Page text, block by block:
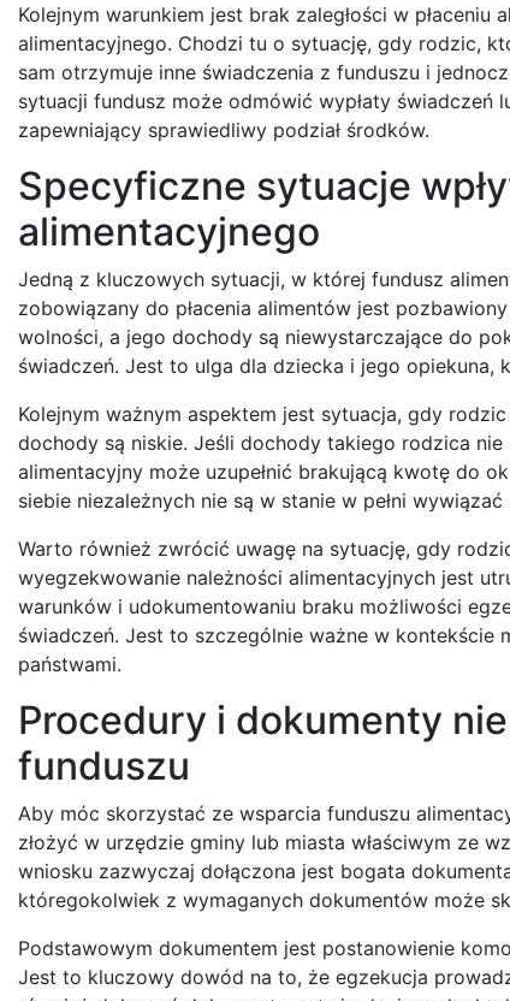
Kolejnym warunkiem jest brak zaległości w
alimentacyjnego. Chodzi tu o sytuację, gdy rodzic,
sam otrzymuje inne świadczenia z funduszu i
sytuacji fundusz może odmówić wypłaty
zapewniający sprawiedliwy podział środków.
Specyficzne sytuacje
alimentacyjnego
Jedną z kluczowych sytuacji, w której fundusz
zobowiązany do płacenia alimentów jest
wolności, a jego dochody są niewystarczające do
świadczeń. Jest to ulga dla dziecka i jego
Kolejnym ważnym aspektem jest sytuacja, gdy
dochody są niskie. Jeśli dochody takiego rodzica
alimentacyjny może uzupełnić brakującą kwotę do
siebie niezależnych nie są w stanie w pełni
Warto również zwrócić uwagę na sytuację, gdy
wyegzekwowanie należności alimentacyjnych jest
warunków i udokumentowaniu braku możliwości
świadczeń. Jest to szczególnie ważne w kontekście
państwami.
Procedury i dokumenty
funduszu
Aby móc skorzystać ze wsparcia funduszu
złożyć w urzędzie gminy lub miasta właściwym ze
wniosku zazwyczaj dołączona jest bogata
któregokolwiek z wymaganych dokumentów może
Podstawowym dokumentem jest postanowienie
Jest to kluczowy dowód na to, że egzekucja